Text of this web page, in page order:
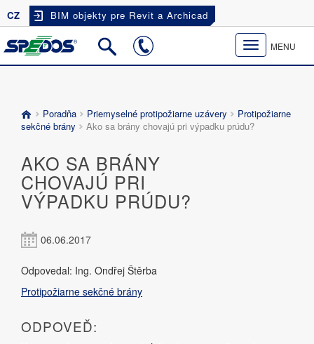
CZ BIM objekty pre Revit a Archicad
Toggle
navigation
MENU
Poradňa Priemyselné protipožiarne uzávery
Protipožiarne
sekčné brány
Ako sa brány chovajú pri výpadku prúdu?
AKO SA BRÁNY
CHOVAJÚ PRI
VÝPADKU PRÚDU?
06.06.2017
Odpovedal: Ing. Ondřej Štěrba
Protipožiarne sekčné brány
ODPOVEĎ: